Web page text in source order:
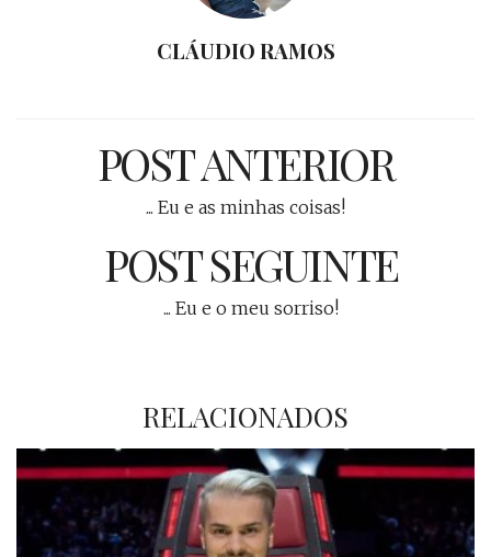
CLÁUDIO RAMOS
POST ANTERIOR
... Eu e as minhas coisas!
POST SEGUINTE
... Eu e o meu sorriso!
RELACIONADOS